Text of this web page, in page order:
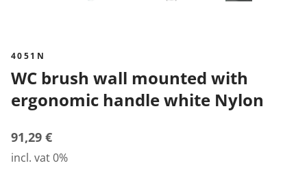
4051N
WC brush wall mounted with
ergonomic handle white Nylon
91,29 €
incl. vat 0%